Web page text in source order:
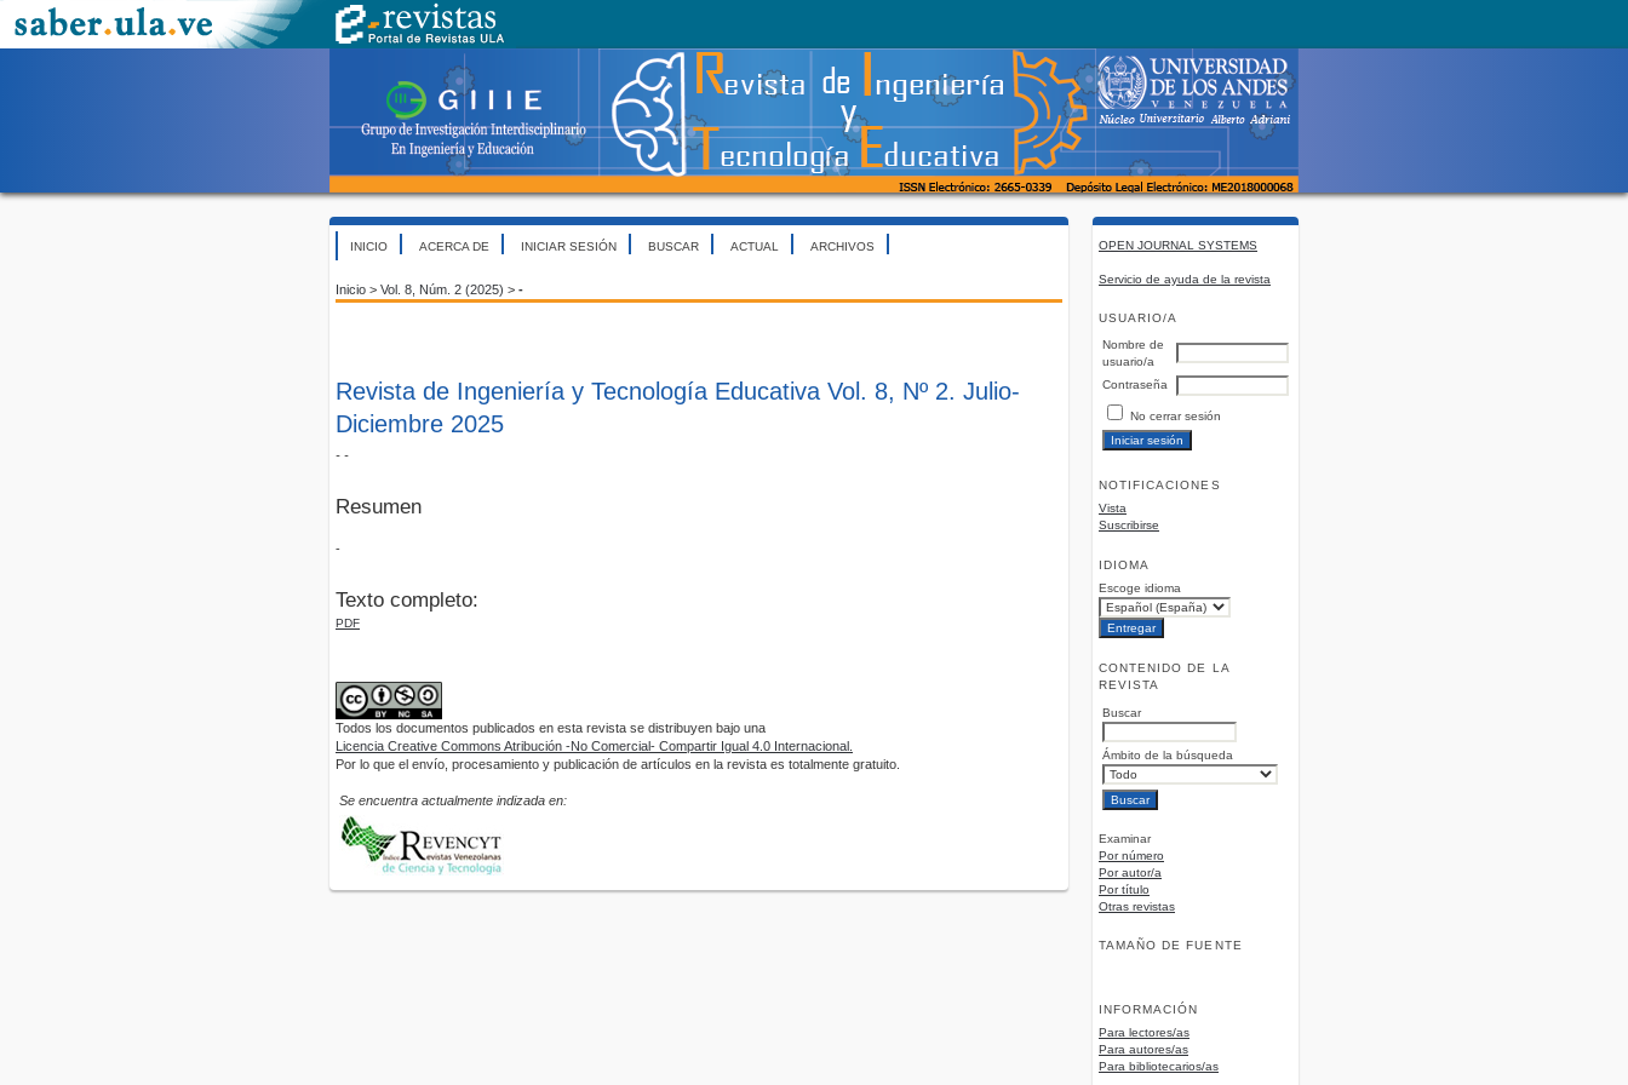
OPEN JOURNAL SYSTEMS
Servicio de ayuda de la revista
USUARIO/A
Nombre de
usuario/a
Contraseña
No cerrar sesión
NOTIFICACIONES
Vista
Suscribirse
IDIOMA
Escoge idioma
CONTENIDO DE LA
REVISTA
Buscar
Ámbito de la búsqueda
Examinar
Por número
Por autor/a
Por título
Otras revistas
TAMAÑO DE FUENTE
INFORMACIÓN
Para lectores/as
Para autores/as
Para bibliotecarios/as
INICIO ACERCA DE INICIAR SESIÓN BUSCAR ACTUAL ARCHIVOS
Inicio > Vol. 8, Núm. 2 (2025) > -
Revista de Ingeniería y Tecnología Educativa Vol. 8, Nº 2. Julio-
Diciembre 2025
- -
Resumen
-
Texto completo:
PDF
Todos los documentos publicados en esta revista se distribuyen bajo una
Licencia Creative Commons Atribución -No Comercial- Compartir Igual 4.0 Internacional.
Por lo que el envío, procesamiento y publicación de artículos en la revista es totalmente gratuito.
Se encuentra actualmente indizada en: